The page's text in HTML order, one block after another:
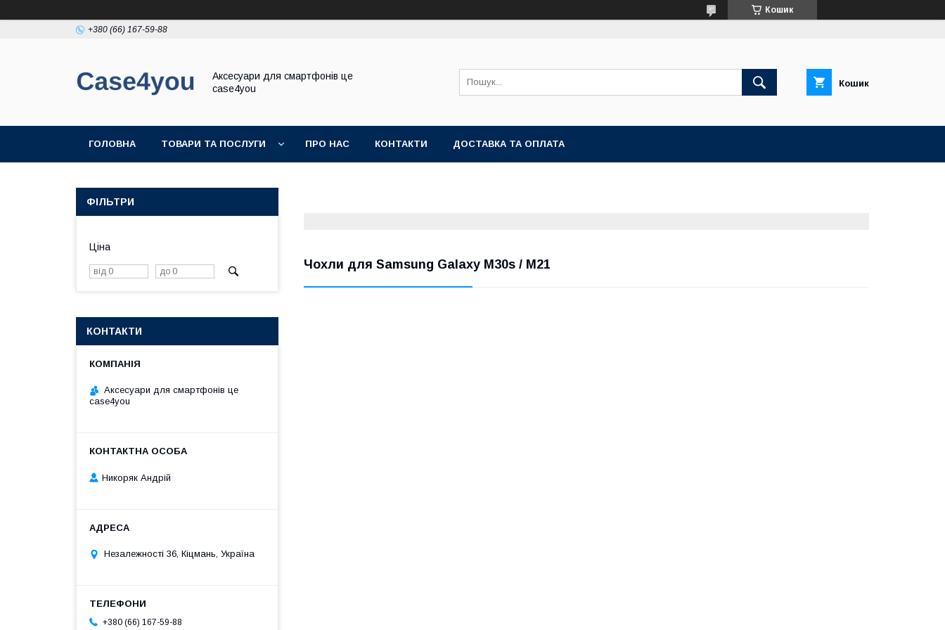
Кошик
+380 (66) 167-59-88
Аксесуари для смартфонів це
case4you
Кошик
ГОЛОВНА ТОВАРИ ТА ПОСЛУГИ ПРО НАС КОНТАКТИ ДОСТАВКА ТА ОПЛАТА
Чохли для Samsung Galaxy M30s / M21
ФІЛЬТРИ
Ціна
КОНТАКТИ
Аксесуари для смартфонів це
case4you
Никоряк Андрій
Незалежності 36, Кіцмань, Україна
+380 (66) 167-59-88